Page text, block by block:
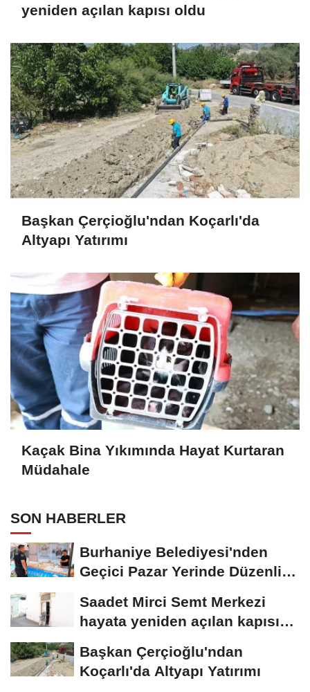
yeniden açılan kapısı oldu
Başkan Çerçioğlu'ndan Koçarlı'da
Altyapı Yatırımı
Kaçak Bina Yıkımında Hayat Kurtaran
Müdahale
SON HABERLER
Burhaniye Belediyesi'nden
Geçici Pazar Yerinde Düzenli
Saadet Mirci Semt Merkezi
hayata yeniden açılan kapısı
Başkan Çerçioğlu'ndan
Koçarlı'da Altyapı Yatırımı